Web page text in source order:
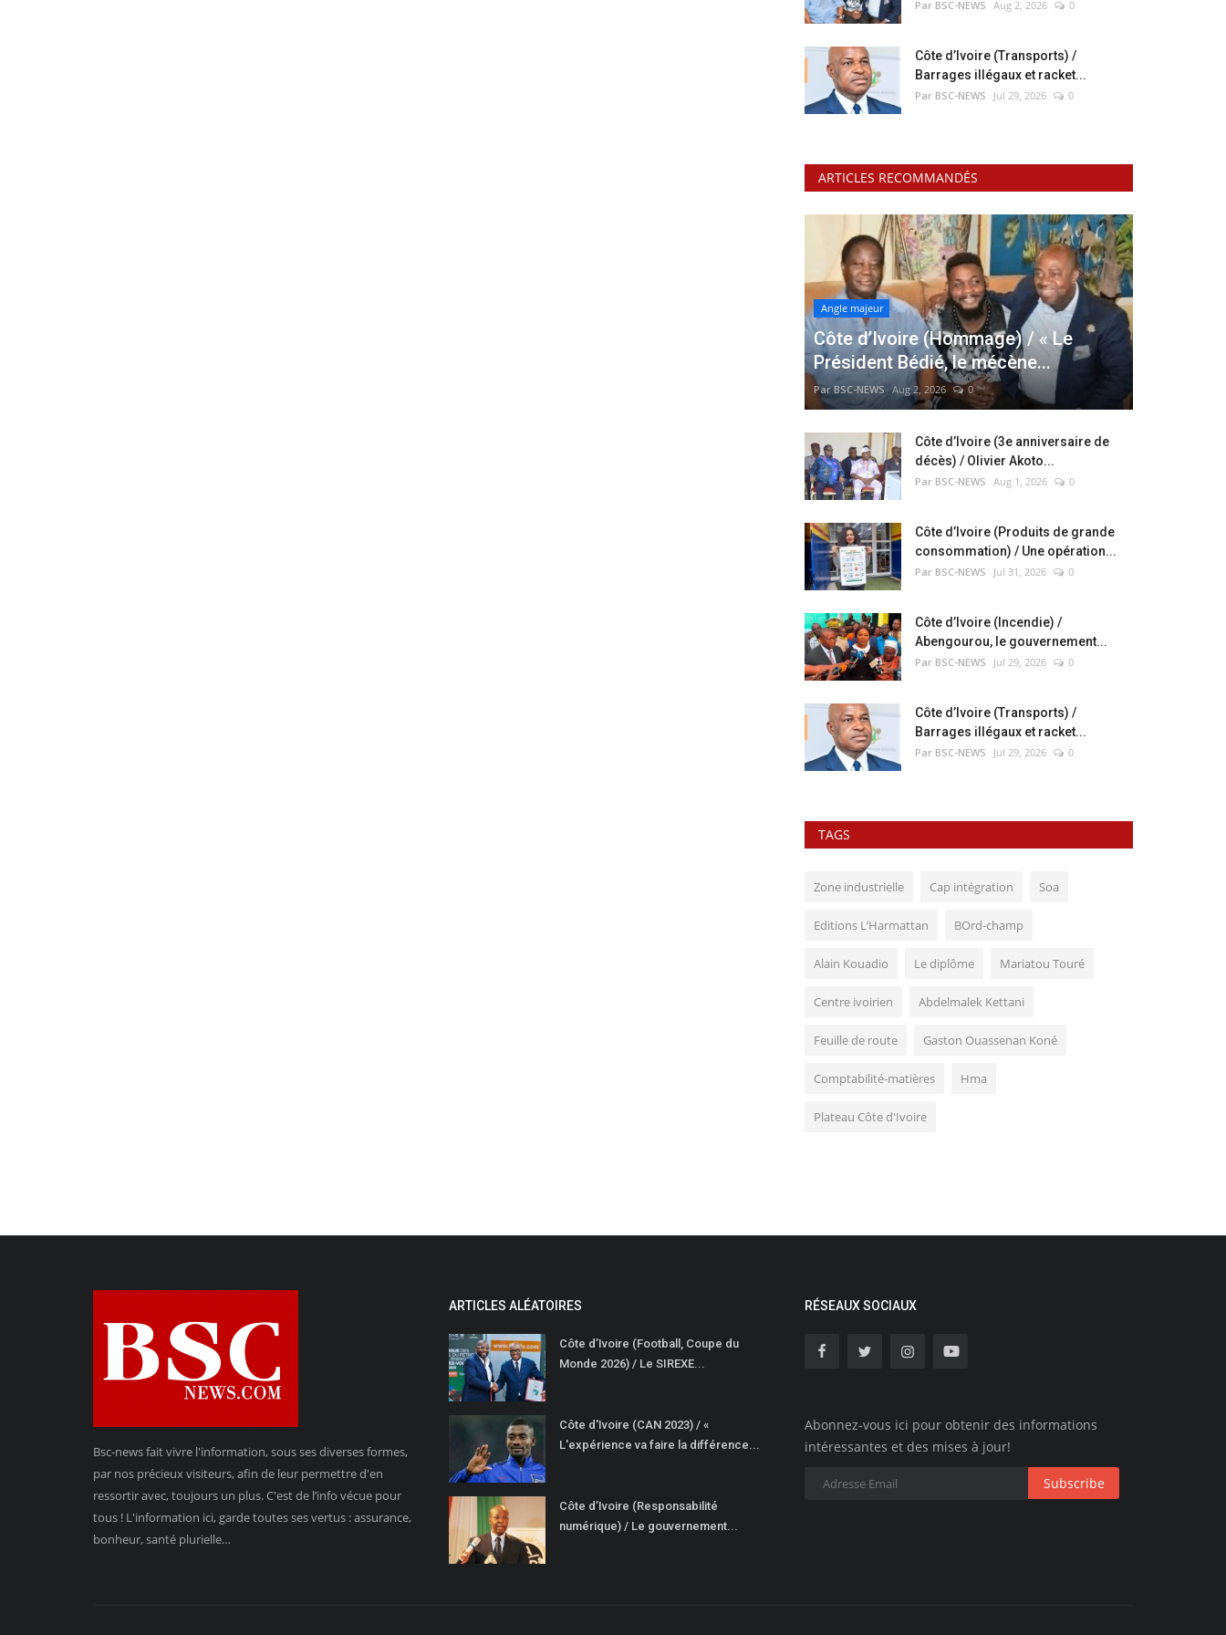
Par BSC-NEWS Aug 2, 2026 0
Côte d’Ivoire (Transports) /
Barrages illégaux et racket...
Par BSC-NEWS Jul 29, 2026 0
ARTICLES RECOMMANDÉS
Angle majeur
Côte d’Ivoire (Hommage) / « Le
Président Bédié, le mécène...
Par BSC-NEWS Aug 2, 2026 0
Côte d’Ivoire (3e anniversaire de
décès) / Olivier Akoto...
Par BSC-NEWS Aug 1, 2026 0
Côte d’Ivoire (Produits de grande
consommation) / Une opération...
Par BSC-NEWS Jul 31, 2026 0
Côte d’Ivoire (Incendie) /
Abengourou, le gouvernement...
Par BSC-NEWS Jul 29, 2026 0
Côte d’Ivoire (Transports) /
Barrages illégaux et racket...
Par BSC-NEWS Jul 29, 2026 0
TAGS
Zone industrielle Cap intégration Soa
Editions L’Harmattan BOrd-champ
Alain Kouadio Le diplôme Mariatou Touré
Centre ivoirien Abdelmalek Kettani
Feuille de route Gaston Ouassenan Koné
Comptabilité-matières Hma
Plateau Côte d'Ivoire
Bsc-news fait vivre l'information, sous ses diverses formes,
par nos précieux visiteurs, afin de leur permettre d'en
ressortir avec, toujours un plus. C'est de l’info vécue pour
tous ! L'information ici, garde toutes ses vertus : assurance,
bonheur, santé plurielle…
ARTICLES ALÉATOIRES
Côte d’Ivoire (Football, Coupe du
Monde 2026) / Le SIREXE...
Côte d'Ivoire (CAN 2023) / «
L'expérience va faire la différence...
Côte d’Ivoire (Responsabilité
numérique) / Le gouvernement...
RÉSEAUX SOCIAUX
Abonnez-vous ici pour obtenir des informations
intéressantes et des mises à jour!
Subscribe